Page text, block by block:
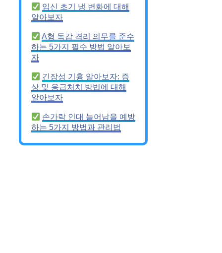
임신 초기 냉 변화에 대해
알아보자
A형 독감 격리 의무를 준수
하는 5가지 필수 방법 알아보
자
긴장성 기흉 알아보자: 증
상 및 응급처치 방법에 대해
알아보자
손가락 인대 늘어남을 예방
하는 5가지 방법과 관리법